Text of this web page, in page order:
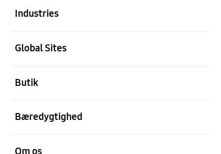
Industries
Global Sites
Butik
Bæredygtighed
Om os